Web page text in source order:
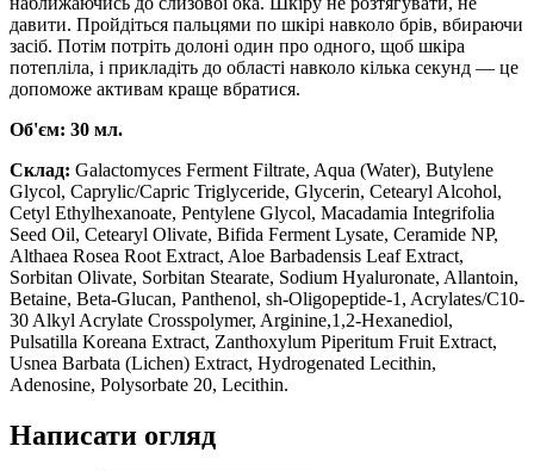
давити. Пройдіться пальцями по шкірі навколо брів, вбираючи
засіб. Потім потріть долоні один про одного, щоб шкіра
потепліла, і прикладіть до області навколо кілька секунд — це
допоможе активам краще вбратися.
Об'єм: 30 мл.
Склад: Galactomyces Ferment Filtrate, Aqua (Water), Butylene
Glycol, Caprylic/Capric Triglyceride, Glycerin, Cetearyl Alcohol,
Cetyl Ethylhexanoate, Pentylene Glycol, Macadamia Integrifolia
Seed Oil, Cetearyl Olivate, Bifida Ferment Lysate, Ceramide NP,
Althaea Rosea Root Extract, Aloe Barbadensis Leaf Extract,
Sorbitan Olivate, Sorbitan Stearate, Sodium Hyaluronate, Allantoin,
Betaine, Beta-Glucan, Panthenol, sh-Oligopeptide-1, Acrylates/C10-
30 Alkyl Acrylate Crosspolymer, Arginine,1,2-Hexanediol,
Pulsatilla Koreana Extract, Zanthoxylum Piperitum Fruit Extract,
Usnea Barbata (Lichen) Extract, Hydrogenated Lecithin,
Adenosine, Polysorbate 20, Lecithin.
Написати огляд